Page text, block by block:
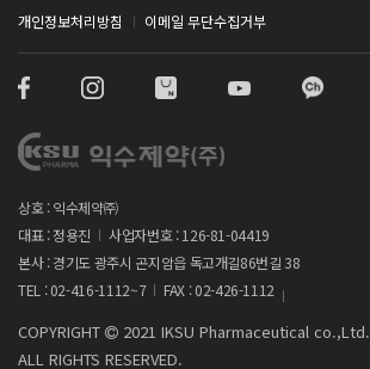
개인정보처리방침 이메일 무단수집거부
상호 : 익수제약㈜
대표 : 정용진
사업자번호 : 126-81-04419
본사 : 경기도 광주시 곤지암읍 독고개길86번길 38
TEL : 02-416-1112~7
FAX : 02-426-1112
COPYRIGHT
2021 IKSU Pharmaceutical co.,Ltd.
ALL RIGHTS RESERVED.